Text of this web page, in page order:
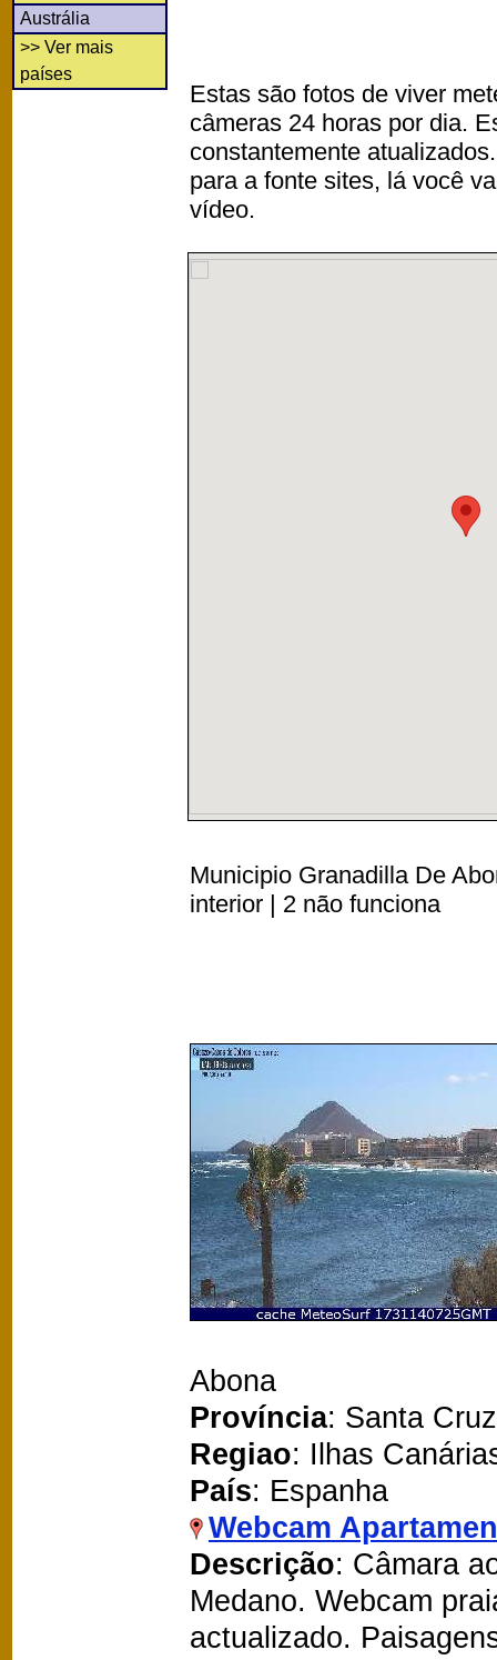
Austrália
>> Ver mais
países
Estas são fotos de viver
câmeras 24 horas por dia.
constantemente
para a fonte sites, lá você
vídeo.
Municipio Granadilla De
interior | 2 não funciona
Abona
Província: Santa
Regiao: Ilhas
País: Espanha
Webcam
Descrição: Câmara
Medano. Webcam
actualizado.